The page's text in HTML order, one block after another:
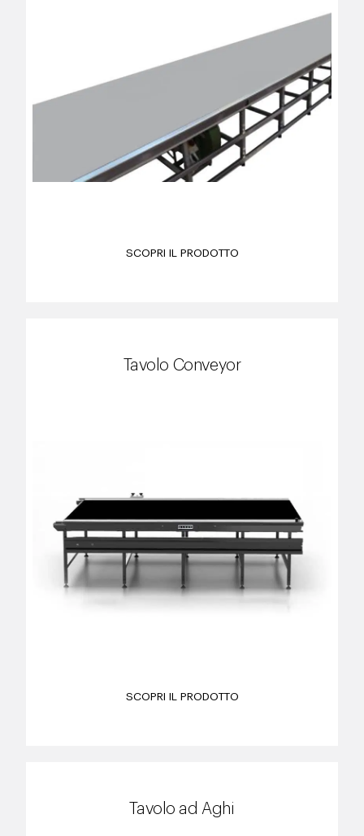
SCOPRI IL PRODOTTO
Tavolo Conveyor
SCOPRI IL PRODOTTO
Tavolo ad Aghi